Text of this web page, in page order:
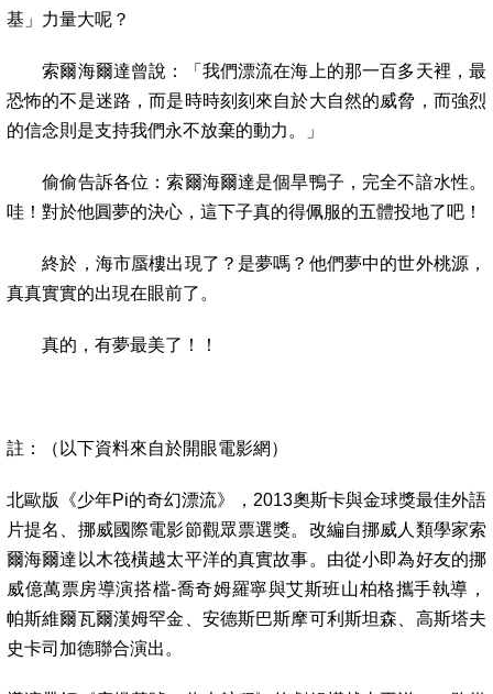
基」力量大呢？
索爾海爾達曾說：「我們漂流在海上的那一百多天裡，最
恐怖的不是迷路，而是時時刻刻來自於大自然的威脅，而強烈
的信念則是支持我們永不放棄的動力。」
偷偷告訴各位：索爾海爾達是個旱鴨子，完全不諳水性。
哇！對於他圓夢的決心，這下子真的得佩服的五體投地了吧！
終於，海市蜃樓出現了？是夢嗎？他們夢中的世外桃源，
真真實實的出現在眼前了。
真的，有夢最美了！！
註：（以下資料來自於開眼電影網）
北歐版《少年Pi的奇幻漂流》， 2013奧斯卡與金球獎最佳外語
片提名、挪威國際電影節觀眾票選獎。改編自挪威人類學家索
爾海爾達以木筏橫越太平洋的真實故事。由從小即為好友的挪
威億萬票房導演搭檔-喬奇姆羅寧與艾斯班山柏格攜手執導，
帕斯維爾瓦爾漢姆罕金、安德斯巴斯摩可利斯坦森、高斯塔夫
史卡司加德聯合演出。